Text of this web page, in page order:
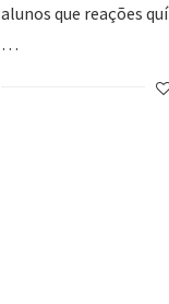
alunos que reações
…